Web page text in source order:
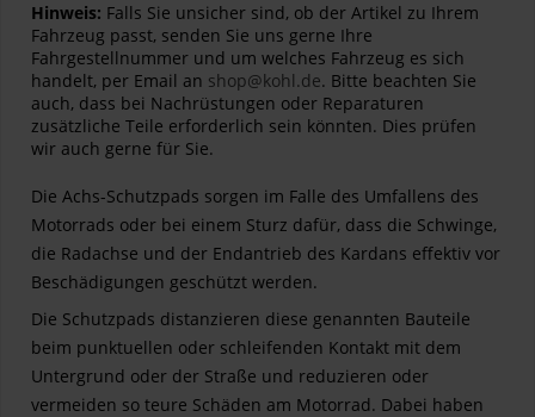
Hinweis: Falls Sie unsicher sind, ob der Artikel zu Ihrem
Fahrzeug passt, senden Sie uns gerne Ihre
Fahrgestellnummer und um welches Fahrzeug es sich
handelt, per Email an shop@kohl.de. Bitte beachten Sie
auch, dass bei Nachrüstungen oder Reparaturen
zusätzliche Teile erforderlich sein könnten. Dies prüfen
wir auch gerne für Sie.
Die Achs-Schutzpads sorgen im Falle des Umfallens des
Motorrads oder bei einem Sturz dafür, dass die Schwinge,
die Radachse und der Endantrieb des Kardans effektiv vor
Beschädigungen geschützt werden.
Die Schutzpads distanzieren diese genannten Bauteile
beim punktuellen oder schleifenden Kontakt mit dem
Untergrund oder der Straße und reduzieren oder
vermeiden so teure Schäden am Motorrad. Dabei haben